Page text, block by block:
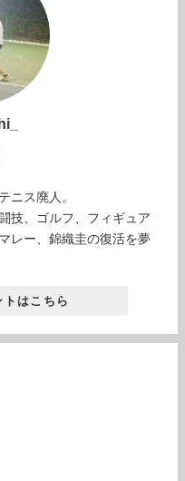
ニス廃人。
技、ゴルフ、フィギュア
レー、錦織圭の復活を夢
トはこちら